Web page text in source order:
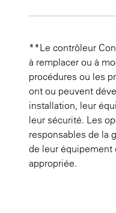
**Le contrôleur
à remplacer ou à
procédures ou les
ont ou peuvent
installation, leur
leur sécurité. Les
responsables de la
de leur équipement
appropriée.